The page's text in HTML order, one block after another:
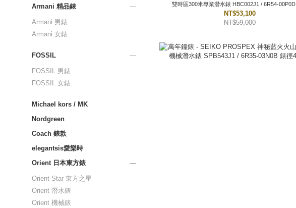
Armani 精品錶
Armani 男錶
Armani 女錶
FOSSIL
FOSSIL 男錶
FOSSIL 女錶
Michael kors / MK
Nordgreen
Coach 錶款
elegantsis愛樂時
Orient 日本東方錶
Orient Star 東方之星
Orient 潛水錶
Orient 機械錶
雙時區300米專業潛水錶 HBC002J1 / 6R54-00P0D 錶徑
42MM
NT$53,100
NT$59,000